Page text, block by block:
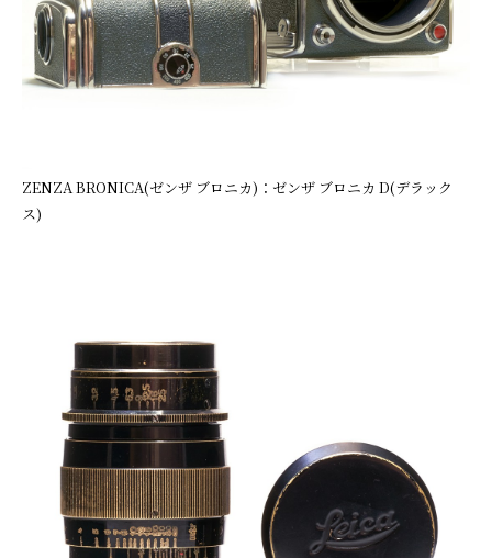
ZENZA BRONICA(ゼンザ ブロニカ)：ゼンザ ブロニカ D(デラック
ス)